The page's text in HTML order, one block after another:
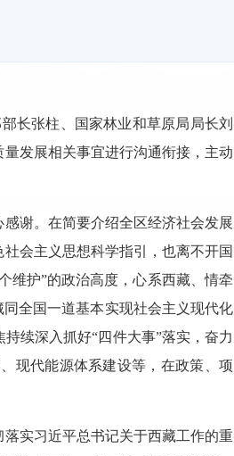
长张柱、国家林业和草原局局长刘
发展相关事宜进行沟通衔接，主动
谢。在简要介绍全区经济社会发展
会主义思想科学指引，也离不开国
维护”的政治高度，心系西藏、情牵
全国一道基本实现社会主义现代化
续深入抓好“四件大事”落实，奋力
现代能源体系建设等，在政策、项
实习近平总书记关于西藏工作的重